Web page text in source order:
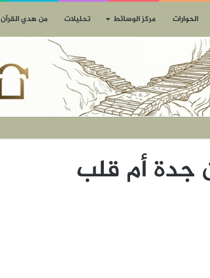
الحوارات مركز الوسائط تحليلات من هدي القرآن
جدة أم قلب